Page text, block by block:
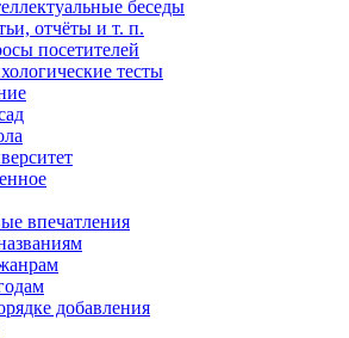
беседы
отчёты и т. п.
посетителей
тесты
впечатления
добавления